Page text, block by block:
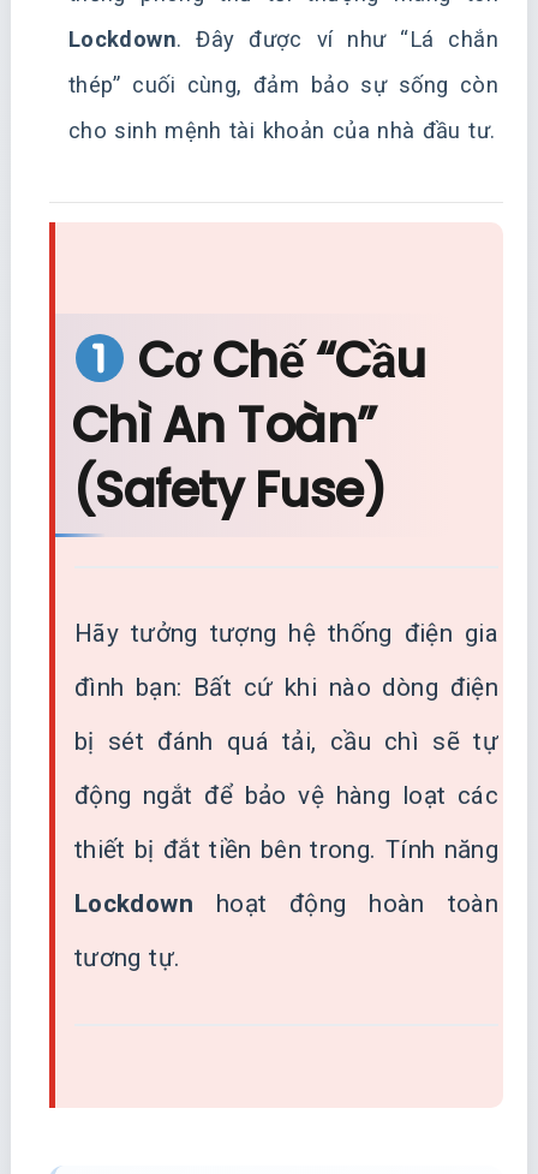
Lockdown. Đây được ví như “Lá chắn
thép” cuối cùng, đảm bảo sự sống còn
cho sinh mệnh tài khoản của nhà đầu tư.
Cơ Chế “Cầu
Chì An Toàn”
(Safety Fuse)
Hãy tưởng tượng hệ thống điện gia
đình bạn: Bất cứ khi nào dòng điện
bị sét đánh quá tải, cầu chì sẽ tự
động ngắt để bảo vệ hàng loạt các
thiết bị đắt tiền bên trong. Tính năng
Lockdown hoạt động hoàn toàn
tương tự.